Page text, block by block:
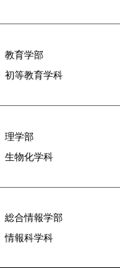
教育学部
初等教育学科
理学部
生物化学科
総合情報学部
情報科学科